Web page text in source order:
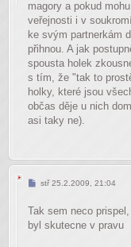
magory a pokud
veřejnosti i v
ke svým partnerkám
přihnou. A jak
spousta holek
s tím, že "tak to
holky, které jsou
občas děje u nich
asi taky ne).
Příspěvek
stř 25.2.2009, 21:04
Tak sem neco
byl skutecne v pravu